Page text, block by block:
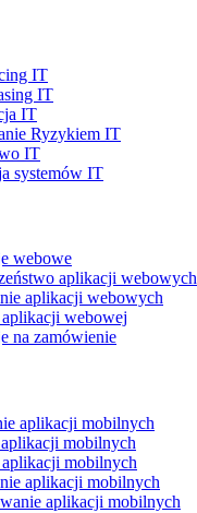
IT
IT
IT
Ryzykiem IT
IT
systemów IT
webowe
aplikacji webowych
aplikacji webowych
webowej
na zamówienie
aplikacji mobilnych
mobilnych
mobilnych
aplikacji mobilnych
aplikacji mobilnych